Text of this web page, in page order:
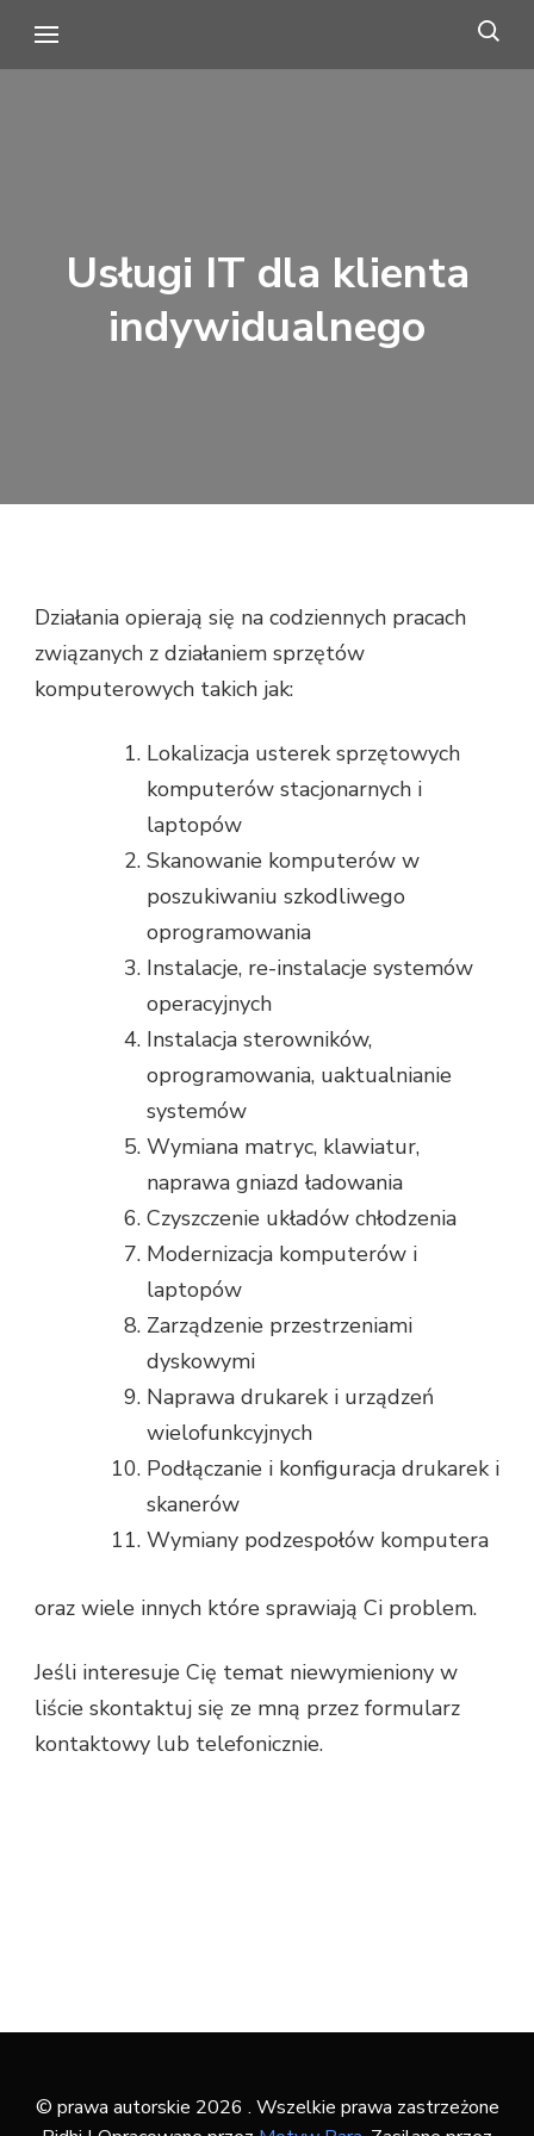
Usługi IT dla klienta
indywidualnego
Działania opierają się na codziennych pracach
związanych z działaniem sprzętów
komputerowych takich jak:
Lokalizacja usterek sprzętowych
komputerów stacjonarnych i
laptopów
Skanowanie komputerów w
poszukiwaniu szkodliwego
oprogramowania
Instalacje, re-instalacje systemów
operacyjnych
Instalacja sterowników,
oprogramowania, uaktualnianie
systemów
Wymiana matryc, klawiatur,
naprawa gniazd ładowania
Czyszczenie układów chłodzenia
Modernizacja komputerów i
laptopów
Zarządzenie przestrzeniami
dyskowymi
Naprawa drukarek i urządzeń
wielofunkcyjnych
Podłączanie i konfiguracja drukarek i
skanerów
Wymiany podzespołów komputera
oraz wiele innych które sprawiają Ci problem.
Jeśli interesuje Cię temat niewymieniony w
liście skontaktuj się ze mną przez formularz
kontaktowy lub telefonicznie.
© prawa autorskie 2026 . Wszelkie prawa zastrzeżone